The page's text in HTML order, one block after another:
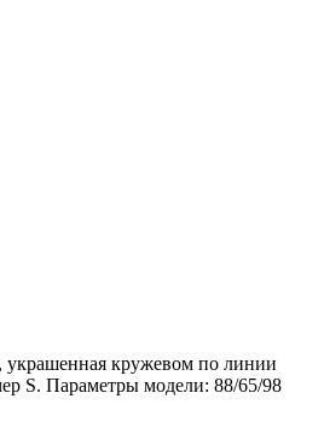
украшенная кружевом по линии
S. Параметры модели: 88/65/98